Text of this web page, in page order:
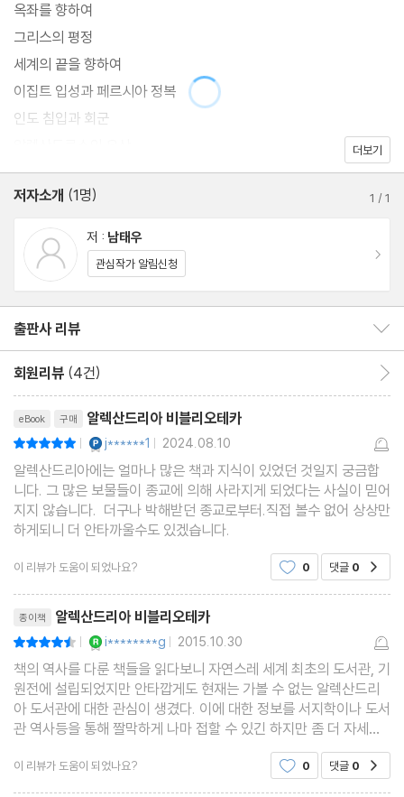
옥좌를 향하여
그리스의 평정
세계의 끝을 향하여
이집트 입성과 페르시아 정복
인도 침입과 회군
더보기
저자소개 (1명) 1 /1
저 : 남태우
관심작가 알림신청
출판사 리뷰
회원리뷰 (4건)
eBook 구매 알렉산드리아 비블리오테카
| j******1 | 2024.08.10
알렉산드리아에는 얼마나 많은 책과 지식이 있었던 것일지 궁금합
니다. 그 많은 보물들이 종교에 의해 사라지게 되었다는 사실이 믿어
지지 않습니다. 더구나 박해받던 종교로부터.직접 볼수 없어 상상만
하게되니 더 안타까울수도 있겠습니다.
이 리뷰가 도움이 되었나요? 0 댓글 0
종이책 알렉산드리아 비블리오테카
| i********g | 2015.10.30
책의 역사를 다룬 책들을 읽다보니 자연스레 세계 최초의 도서관, 기
원전에 설립되었지만 안타깝게도 현재는 가볼 수 없는 알렉산드리
아 도서관에 대한 관심이 생겼다. 이에 대한 정보를 서지학이나 도서
관 역사등을 통해 짤막하게 나마 접할 수 있긴 하지만 좀 더 자세한
내용이 궁금하다면 책 [알렉산드리아 비블리오테카]를 읽어보면 된
다. 알렉산드리아 도서관의 특징을 살펴보면 우
이 리뷰가 도움이 되었나요? 0 댓글 0